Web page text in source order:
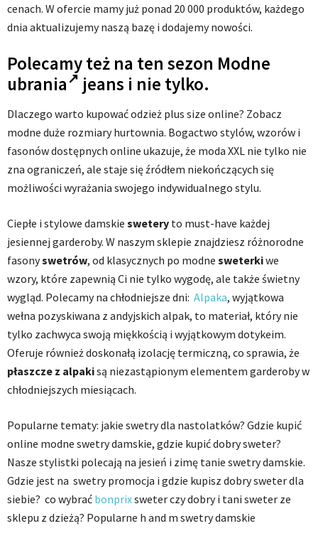
cenach. W ofercie mamy już ponad 20 000 produktów, każdego
dnia aktualizujemy naszą bazę i dodajemy nowości.
Polecamy też na ten sezon Modne
ubrania
jeans i nie tylko.
Dlaczego warto kupować odzież plus size online? Zobacz
modne duże rozmiary hurtownia. Bogactwo stylów, wzorów i
fasonów dostępnych online ukazuje, że moda XXL nie tylko nie
zna ograniczeń, ale staje się źródłem niekończących się
możliwości wyrażania swojego indywidualnego stylu.
Ciepłe i stylowe damskie swetery to must-have każdej
jesiennej garderoby. W naszym sklepie znajdziesz różnorodne
fasonyswetrów, od klasycznych po modne sweterkiwe
wzory, które zapewnią Ci nie tylko wygodę, ale także świetny
wygląd. Polecamy na chłodniejsze dni: Alpaka, wyjątkowa
wełna pozyskiwana z andyjskich alpak, to materiał, który nie
tylko zachwyca swoją miękkością i wyjątkowym dotykeim.
Oferuje również doskonałą izolację termiczną, co sprawia, że
płaszcze z alpakisą niezastąpionym elementem garderoby w
chłodniejszych miesiącach.
Popularne tematy: jakie swetry dla nastolatków? Gdzie kupić
online modne swetry damskie, gdzie kupić dobry sweter?
Nasze stylistki polecają na jesień i zimę tanie swetry damskie.
Gdzie jest na swetry promocja i gdzie kupisz dobry sweter dla
siebie? co wybrać bonprixsweter czy dobry i tani sweter ze
sklepu z dzieżą? Popularne h and m swetry damskie